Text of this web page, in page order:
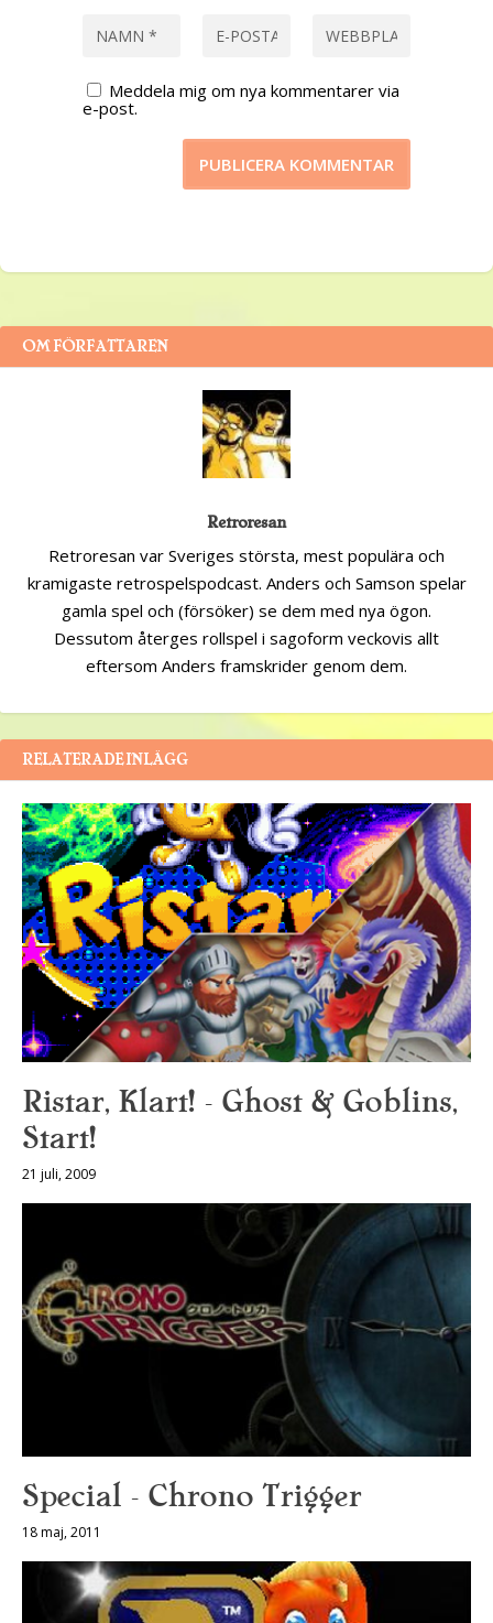
Meddela mig om nya kommentarer via
e-post.
OM FÖRFATTAREN
Retroresan
Retroresan var Sveriges största, mest populära och
kramigaste retrospelspodcast. Anders och Samson spelar
gamla spel och (försöker) se dem med nya ögon.
Dessutom återges rollspel i sagoform veckovis allt
eftersom Anders framskrider genom dem.
RELATERADE INLÄGG
Ristar, Klart! – Ghost & Goblins,
Start!
21 juli, 2009
Special – Chrono Trigger
18 maj, 2011